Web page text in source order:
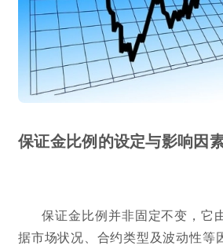
保证金比例的设定与影响因
保证金比例并非固定不变，它
据市场状况、合约类型及波动性等